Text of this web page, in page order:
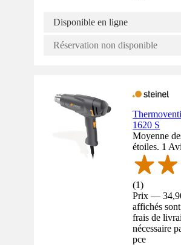
Disponible en ligne
Réservation non disponible
1620 S
Moyenne
étoiles. 1
(1)
Prix —
affichés
frais de
nécessaire
pce